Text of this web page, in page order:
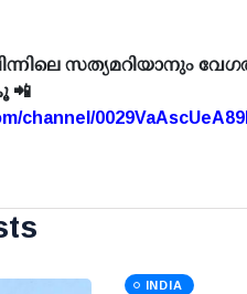
സത്യമറിയാനും
📲
channel/
INDIA